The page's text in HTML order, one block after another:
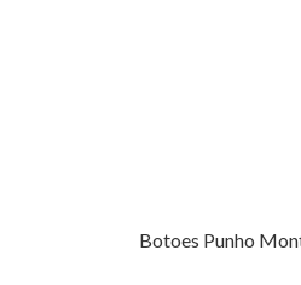
Botoes Punho